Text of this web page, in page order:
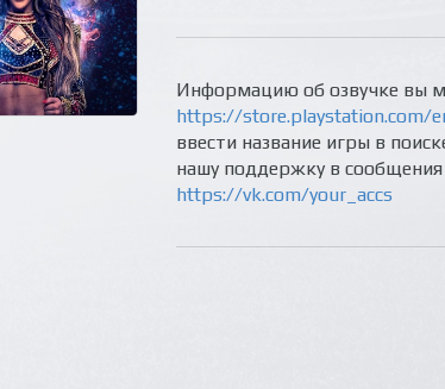
Информацию об озвучке вы
https://store.playstation.com/
ввести название игры в
нашу поддержку в сообщения
https://vk.com/your_accs